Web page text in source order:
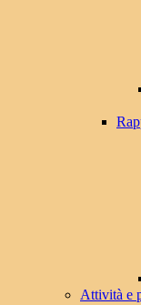
Attività e